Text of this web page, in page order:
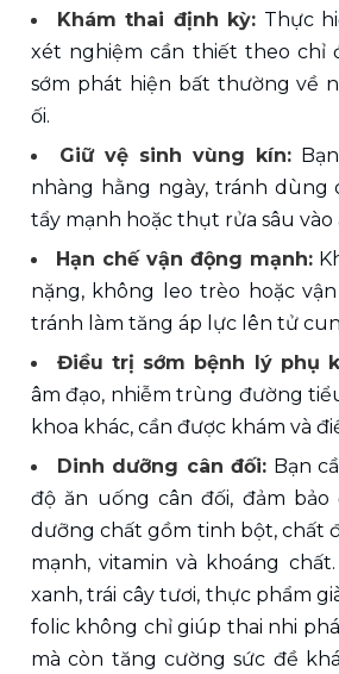
Khám thai định kỳ: Thực
xét nghiệm cần thiết theo chỉ
sớm phát hiện bất thường về
ối.
Giữ vệ sinh vùng kín:
nhàng hằng ngày, tránh
tẩy mạnh hoặc thụt rửa sâu vào
Hạn chế vận động mạnh:
nặng, không leo trèo hoặc
tránh làm tăng áp lực lên tử
Điều trị sớm bệnh lý phụ
âm đạo, nhiễm trùng đường
khoa khác, cần được khám và
Dinh dưỡng cân đối: Bạn
độ ăn uống cân đối, đảm bảo
dưỡng chất gồm tinh bột, chất
mạnh, vitamin và khoáng
xanh, trái cây tươi, thực phẩm
folic không chỉ giúp thai nhi
mà còn tăng cường sức đề